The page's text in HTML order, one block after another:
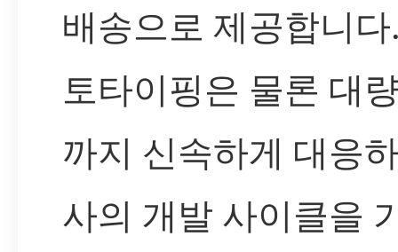
배송으로 제공합니
토타이핑은 물론 대
까지 신속하게 대응
사의 개발 사이클을